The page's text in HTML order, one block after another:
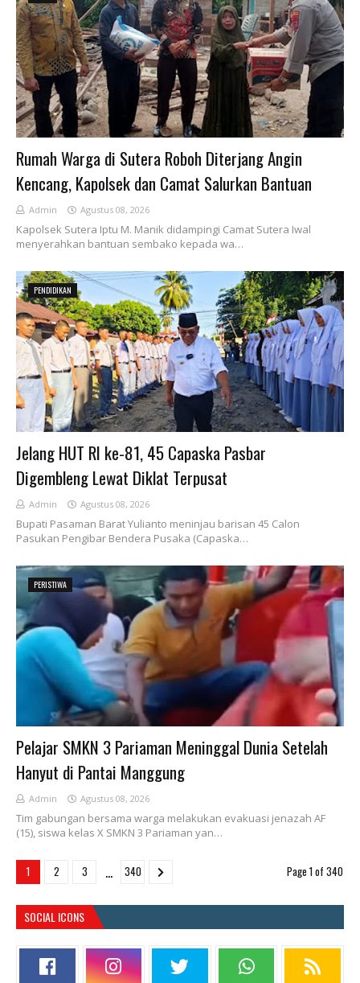
Rumah Warga di Sutera Roboh Diterjang Angin
Kencang, Kapolsek dan Camat Salurkan Bantuan
Admin Agustus 08, 2026
Kapolsek Sutera Iptu M. Manik didampingi Camat Sutera Iwal
menyerahkan bantuan sembako kepada wa…
PENDIDIKAN
Jelang HUT RI ke-81, 45 Capaska Pasbar
Digembleng Lewat Diklat Terpusat
Admin Agustus 08, 2026
Bupati Pasaman Barat Yulianto meninjau barisan 45 Calon
Pasukan Pengibar Bendera Pusaka (Capaska…
PERISTIWA
Pelajar SMKN 3 Pariaman Meninggal Dunia Setelah
Hanyut di Pantai Manggung
Admin Agustus 08, 2026
Tim gabungan bersama warga melakukan evakuasi jenazah AF
(15), siswa kelas X SMKN 3 Pariaman yan…
Page 1 of 340
1 2 3 ... 340
SOCIAL ICONS